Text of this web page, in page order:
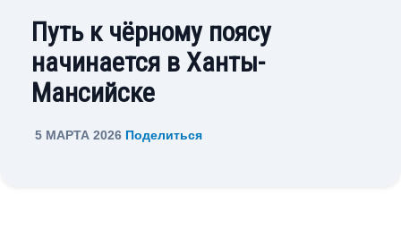
Путь к чёрному поясу
начинается в Ханты-
Мансийске
5 МАРТА 2026 Поделиться